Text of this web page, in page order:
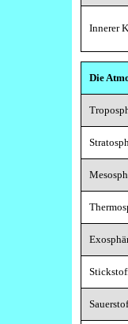
Innerer
Die